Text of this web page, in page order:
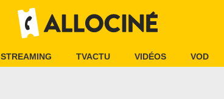
STREAMING TVACTU VIDÉOS VOD